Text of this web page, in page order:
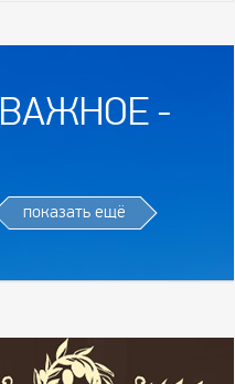
ВАЖНОЕ
показать ещё